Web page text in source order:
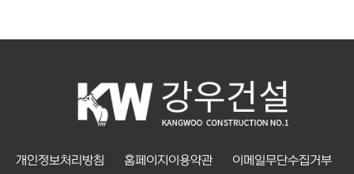
개인정보처리방침 홈페이지이용약관 이메일무단수집거부